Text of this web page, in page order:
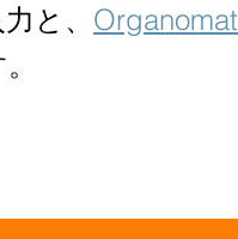
と、